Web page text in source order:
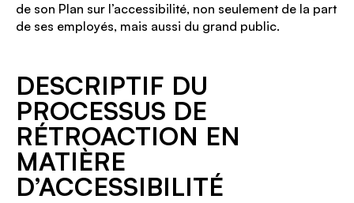
de son Plan sur l’accessibilité, non seulement de la part
de ses employés, mais aussi du grand public.
DESCRIPTIF DU
PROCESSUS DE
RÉTROACTION EN
MATIÈRE
D’ACCESSIBILITÉ